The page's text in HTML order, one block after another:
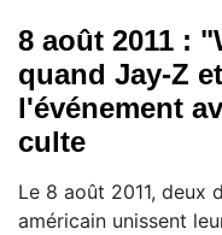
8 août 2011 :
quand Jay-Z
l'événement
culte
Le 8 août 2011, deux
américain unissent